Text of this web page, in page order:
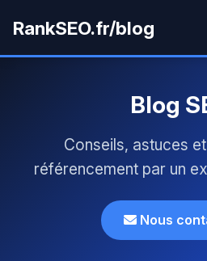
RankSEO.fr/blog
Blog
Conseils, astuces
référencement par un
Nous